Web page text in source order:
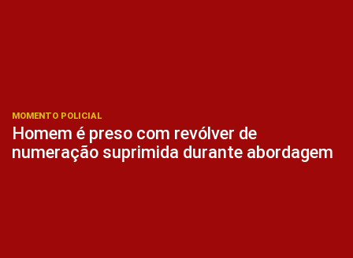
MOMENTO POLICIAL
Homem é preso com revólver de
numeração suprimida durante abordagem